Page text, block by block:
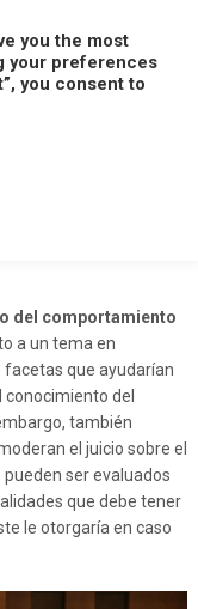
del comportamiento
a un tema en
facetas que ayudarían
del
también
el juicio sobre el
ser evaluados
que debe tener
le otorgaría en caso
you the most
your preferences
you consent to